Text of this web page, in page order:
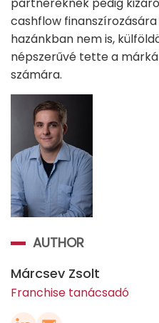
cashflow finanszírozására
hazánkban nem is,
népszerűvé tette a
számára.
AUTHOR
Márcsev Zsolt
Franchise tanácsadó